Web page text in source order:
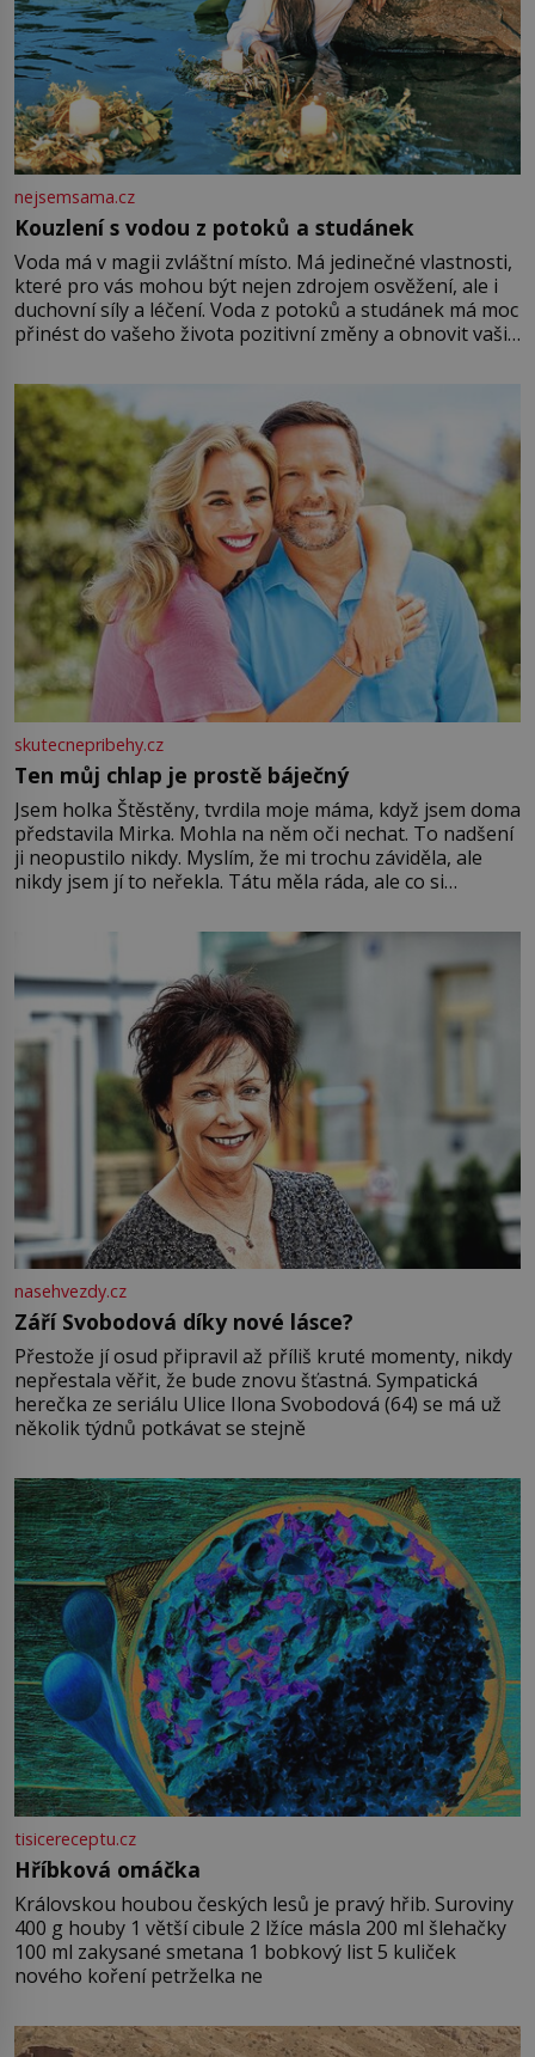
nejsemsama.cz
Kouzlení s vodou z potoků a studánek
Voda má v magii zvláštní místo. Má jedinečné vlastnosti,
které pro vás mohou být nejen zdrojem osvěžení, ale i
duchovní síly a léčení. Voda z potoků a studánek má moc
přinést do vašeho života pozitivní změny a obnovit vaši
můžete obohatit své rituály a přinést do svého života
větší harmonii a klid. Je důležité
skutecnepribehy.cz
Ten můj chlap je prostě báječný
Jsem holka Štěstěny, tvrdila moje máma, když jsem doma
představila Mirka. Mohla na něm oči nechat. To nadšení
ji neopustilo nikdy. Myslím, že mi trochu záviděla, ale
nikdy jsem jí to neřekla. Tátu měla ráda, ale co si
Jsme spolu moc rádi Tehdy byla jiná doba, když
nasehvezdy.cz
Září Svobodová díky nové lásce?
Přestože jí osud připravil až příliš kruté momenty, nikdy
nepřestala věřit, že bude znovu šťastná. Sympatická
herečka ze seriálu Ulice Ilona Svobodová (64) se má už
několik týdnů potkávat se stejně
tisicereceptu.cz
Hříbková omáčka
Královskou houbou českých lesů je pravý hřib. Suroviny
400 g houby 1 větší cibule 2 lžíce másla 200 ml šlehačky
100 ml zakysané smetana 1 bobkový list 5 kuliček
nového koření petrželka ne